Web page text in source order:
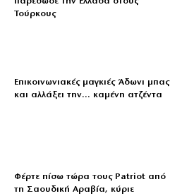
Τούρκους
Επικοινωνιακές μαγκιές Άδωνι μπας
και αλλάξει την… καμένη ατζέντα
Φέρτε πίσω τώρα τους Patriot από
τη Σαουδική Αραβία, κύριε